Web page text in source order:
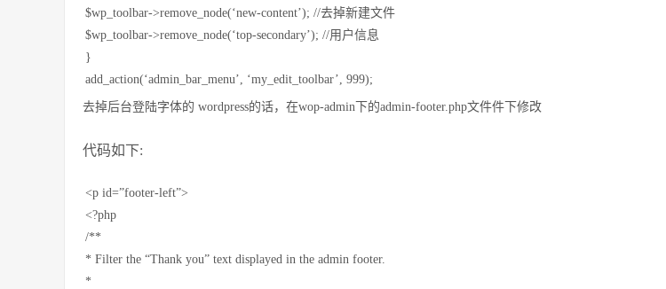
$wp_toolbar->remove_node(‘new-content’); //去掉新建文件
$wp_toolbar->remove_node(‘top-secondary’); //用户信息
}
add_action(‘admin_bar_menu’, ‘my_edit_toolbar’, 999);
去掉后台登陆字体的 wordpress的话，在wop-admin下的admin-footer.php文件件下修改
代码如下:
<p id=”footer-left”>
<?php
/**
* Filter the “Thank you” text displayed in the admin footer.
*